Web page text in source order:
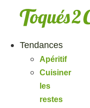
Tendances
Apéritif
Cuisiner
les
restes